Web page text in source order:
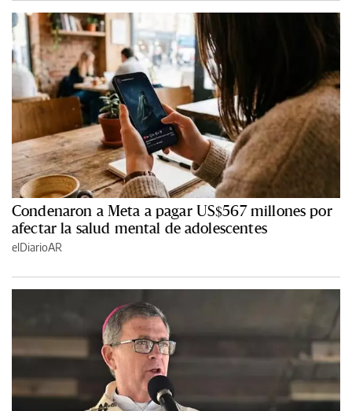
Condenaron a Meta a pagar US$567 millones por
afectar la salud mental de adolescentes
elDiarioAR